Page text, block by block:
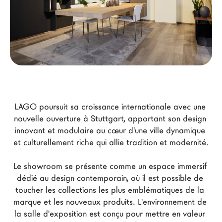
Architectes
LAGO Homes
News
Press
Language
LAGO poursuit sa croissance internationale avec une
nouvelle ouverture à Stuttgart, apportant son design
innovant et modulaire au cœur d'une ville dynamique
et culturellement riche qui allie tradition et modernité.
Le showroom se présente comme un espace immersif
dédié au design contemporain, où il est possible de
toucher les collections les plus emblématiques de la
marque et les nouveaux produits. L'environnement de
la salle d'exposition est conçu pour mettre en valeur